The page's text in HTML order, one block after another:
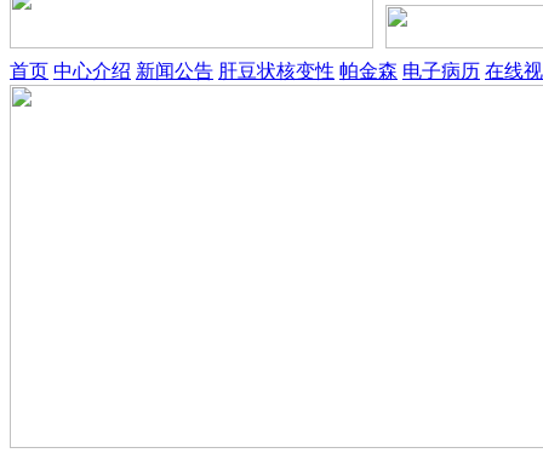
首页 中心介绍 新闻公告 肝豆状核变性 帕金森 电子病历 在线